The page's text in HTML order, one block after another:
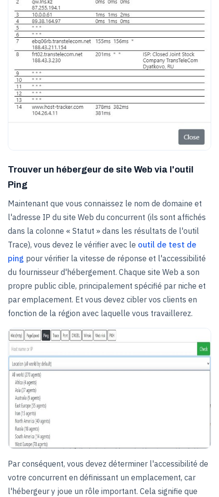
Trouver un hébergeur de site Web via l'outil
Ping
Maintenant que vous connaissez le nom de domaine et
l'adresse IP du site Web du concurrent (ils sont affichés
dans la colonne « Statut » dans les résultats de l'outil
Trace), vous devez le vérifier avec le outil de test de
ping pour vérifier la vitesse de réponse et l'accessibilité
du fournisseur d'hébergement. Chaque site Web a son
propre public cible, principalement spécifié par niche et
par emplacement. Et vous devez cibler vos clients en
fonction de la région avec laquelle vous travaillerez.
Par conséquent, vous devez déterminer l'accessibilité de
votre concurrent en définissant un emplacement, car
l'hébergeur y joue un rôle important. Cela signifie que